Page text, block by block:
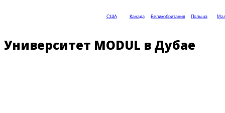
США Канада Великобритания Польша
Университет MODUL в Дубае